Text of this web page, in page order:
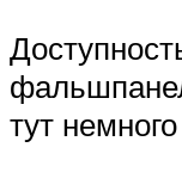
тут